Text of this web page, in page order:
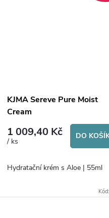
KJMA Sereve Pure Moist
Cream
1 009,40 Kč
/ ks
DO
Hydratační krém s Aloe | 55ml